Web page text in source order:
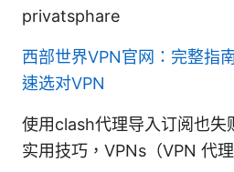
privatsphare
西部世界VPN官网：完整指
速选对VPN
使用clash代理导入订阅也失
实用技巧，VPNs（VPN 代